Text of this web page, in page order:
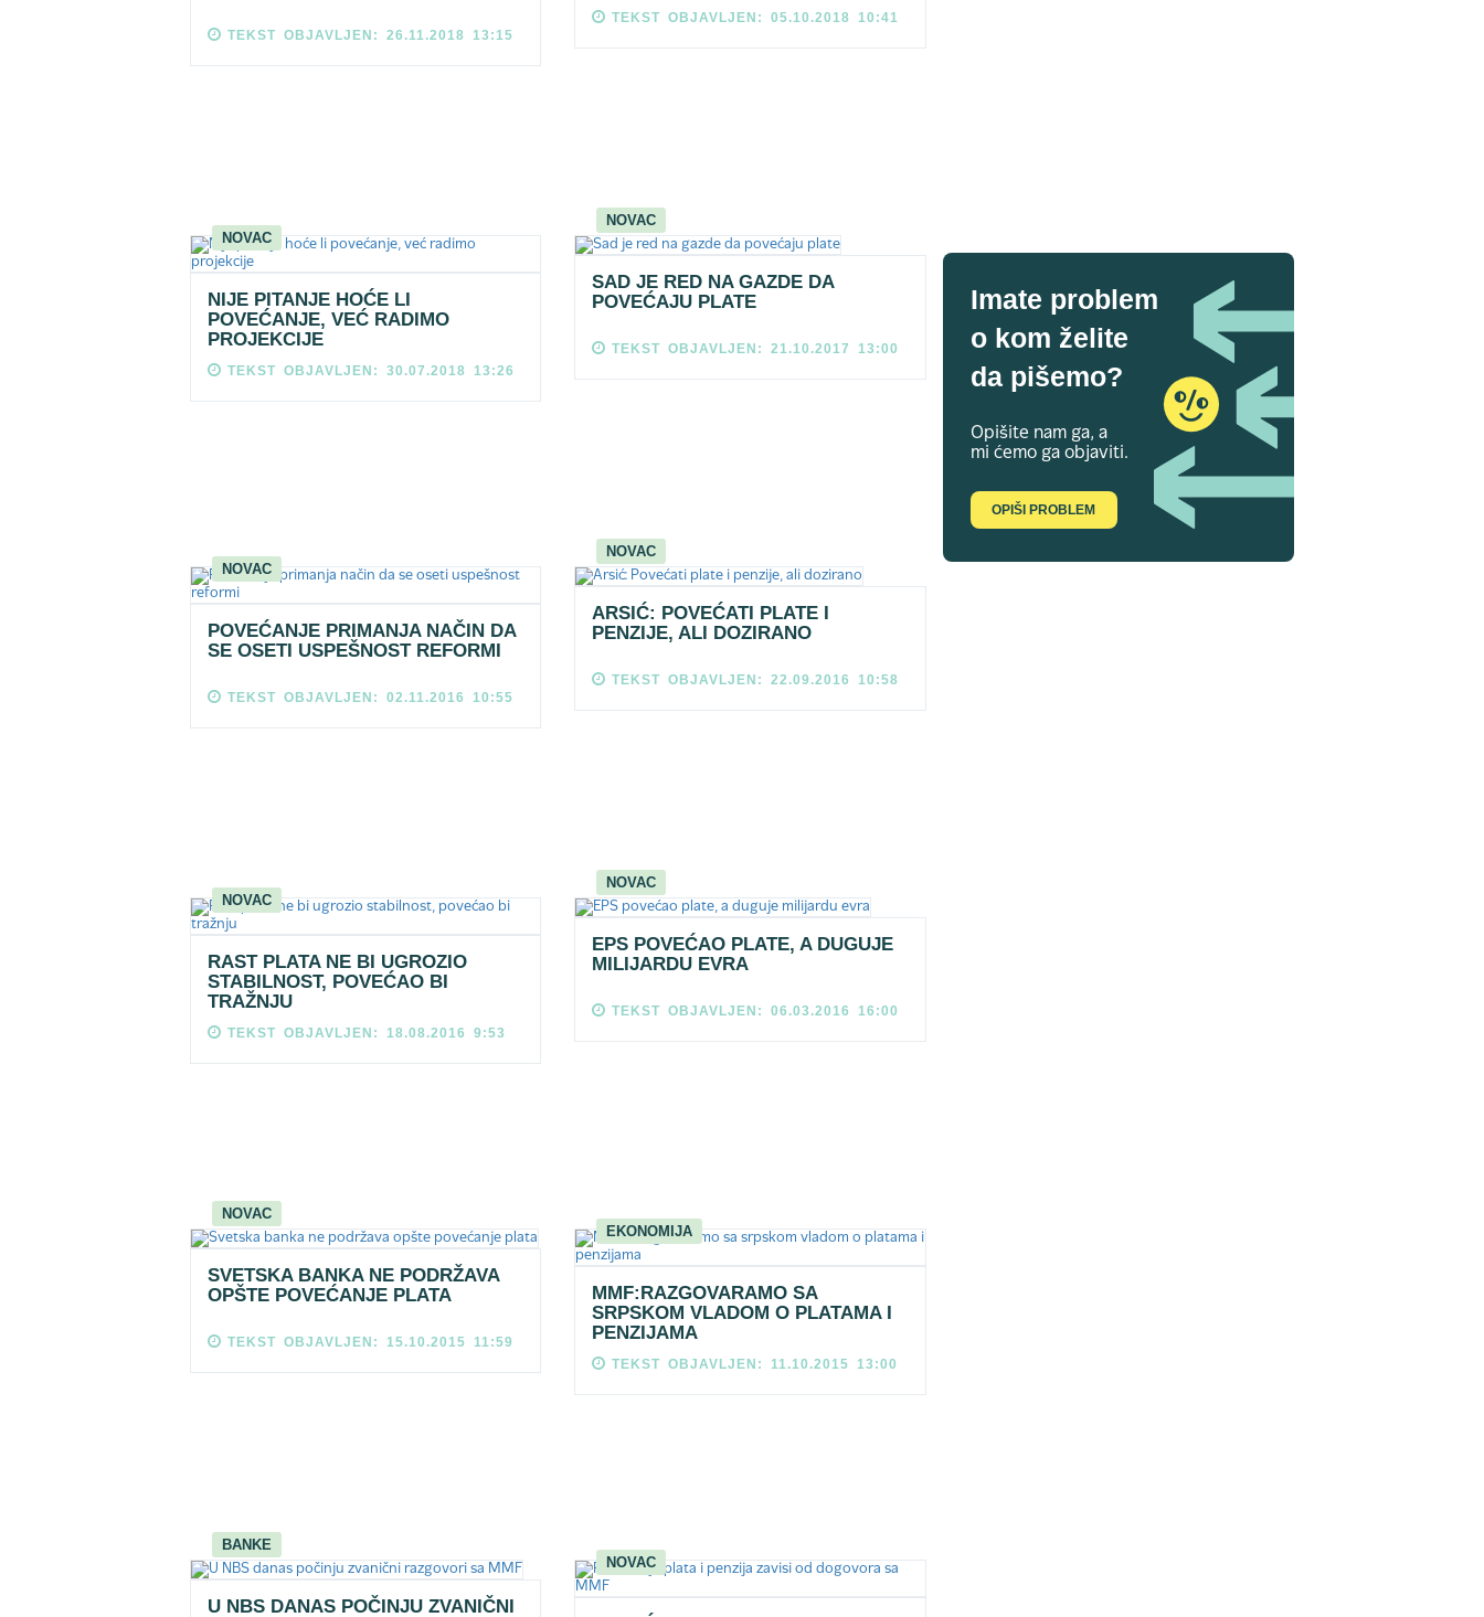
TEKST OBJAVLJEN: 26.11.2018 13:15
TEKST OBJAVLJEN: 05.10.2018 10:41
NOVAC
NIJE PITANJE HOĆE LI
POVEĆANJE, VEĆ RADIMO
PROJEKCIJE
TEKST OBJAVLJEN: 30.07.2018 13:26
NOVAC
SAD JE RED NA GAZDE DA
POVEĆAJU PLATE
TEKST OBJAVLJEN: 21.10.2017 13:00
NOVAC
POVEĆANJE PRIMANJA NAČIN DA
SE OSETI USPEŠNOST REFORMI
TEKST OBJAVLJEN: 02.11.2016 10:55
NOVAC
ARSIĆ: POVEĆATI PLATE I
PENZIJE, ALI DOZIRANO
TEKST OBJAVLJEN: 22.09.2016 10:58
NOVAC
RAST PLATA NE BI UGROZIO
STABILNOST, POVEĆAO BI
TRAŽNJU
TEKST OBJAVLJEN: 18.08.2016 9:53
NOVAC
EPS POVEĆAO PLATE, A DUGUJE
MILIJARDU EVRA
TEKST OBJAVLJEN: 06.03.2016 16:00
NOVAC
SVETSKA BANKA NE PODRŽAVA
OPŠTE POVEĆANJE PLATA
TEKST OBJAVLJEN: 15.10.2015 11:59
EKONOMIJA
MMF:RAZGOVARAMO SA
SRPSKOM VLADOM O PLATAMA I
PENZIJAMA
TEKST OBJAVLJEN: 11.10.2015 13:00
BANKE
U NBS DANAS POČINJU ZVANIČNI
NOVAC
Imate problem
o kom želite
da pišemo?
Opišite nam ga, a
mi ćemo ga objaviti.
OPIŠI PROBLEM